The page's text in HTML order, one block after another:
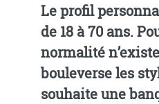
Le profil
de 18 à 70 ans.
normalité
bouleverse les
souhaite une